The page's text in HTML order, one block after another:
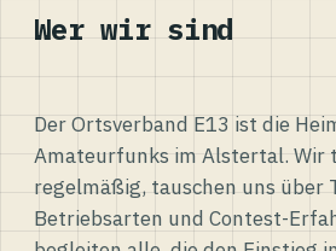
Wer wir sind
Der Ortsverband E13 ist die
Amateurfunks im Alstertal. Wir
regelmäßig, tauschen uns über
Betriebsarten und Contest-